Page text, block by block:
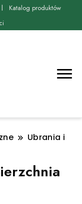
Katalog produktów
Ubrania i